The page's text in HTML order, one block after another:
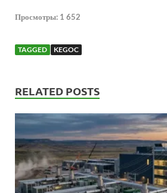
Просмотры: 1 652
TAGGED KEGOC
RELATED POSTS